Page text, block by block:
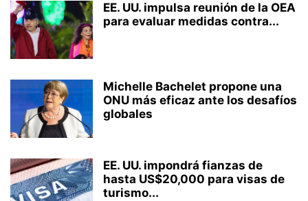
EE. UU. impulsa reunión de la OEA
para evaluar medidas contra...
Michelle Bachelet propone una
ONU más eficaz ante los desafíos
globales
EE. UU. impondrá fianzas de
hasta US$20,000 para visas de
turismo...